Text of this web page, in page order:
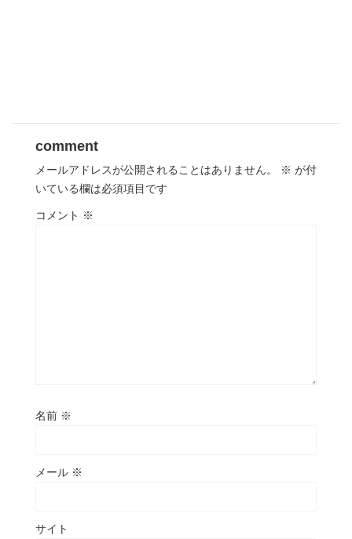
comment
メールアドレスが公開されることはありません。 ※ が付
いている欄は必須項目です
コメント ※
名前 ※
メール ※
サイト